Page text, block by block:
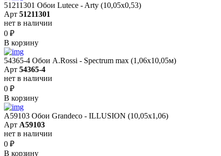
51211301 Обои Lutece - Arty (10,05x0,53)
Арт 51211301
нет в наличии
0 ₽
В корзину
54365-4 Обои A.Rossi - Spectrum max (1,06x10,05м)
Арт 54365-4
нет в наличии
0 ₽
В корзину
A59103 Обои Grandeco - ILLUSION (10,05х1,06)
Арт A59103
нет в наличии
0 ₽
В корзину